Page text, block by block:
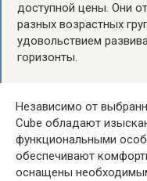
доступной цены. Они
разных возрастных
удовольствием
горизонты.
Независимо от
Cube обладают
функциональными
обеспечивают
оснащены